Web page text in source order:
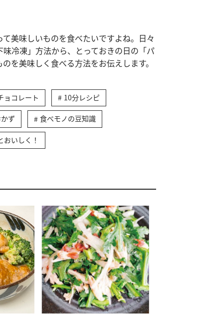
美味しいものを食べたいですよね。日々
冷凍」方法から、とっておきの日の「パ
を美味しく食べる方法をお伝えします。
ョコレート 10分レシピ
ず 食べモノの豆知識
いしく！